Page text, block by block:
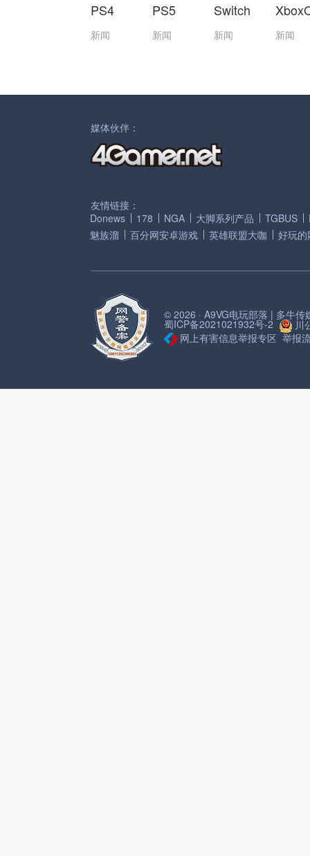
PS4
新闻
PS5
新闻
Switch
新闻 新闻
媒体伙伴：
友情链接：
Donews
178 NGA 大脚系列产品 TGBUS
魅族溜
百分网安卓游戏 英雄联盟大咖 好玩的
© 2026 · A9VG电玩部落 | 多牛传
蜀ICP备2021021932号-2
川
网上有害信息举报专区 举报